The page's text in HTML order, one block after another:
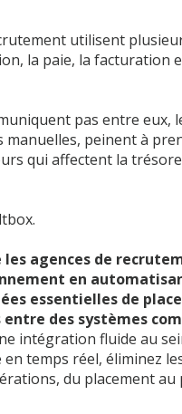
utilisent
la paie, la facturation
pas entre eux,
peinent à
qui affectent la
agences de
en
essentielles de
des systèmes
intégration fluide au
temps réel, éliminez
du placement au